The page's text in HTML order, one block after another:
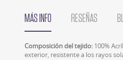
MÁS INFO RESEÑAS
Composición del tejido: 100%
exterior, resistente a los rayos